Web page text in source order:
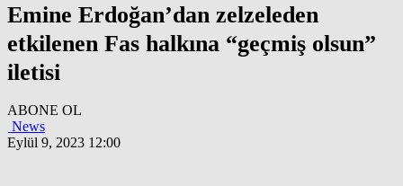
Emine Erdoğan’dan zelzeleden
etkilenen Fas halkına “geçmiş olsun”
iletisi
ABONE OL
News
Eylül 9, 2023 12:00